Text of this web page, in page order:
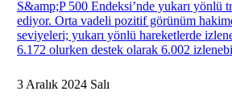
S&amp;P 500 Endeksi’nde yukarı yönlü
ediyor. Orta vadeli pozitif görünüm
seviyeleri; yukarı yönlü hareketlerde
6.172 olurken destek olarak 6.002
3 Aralık 2024 Salı